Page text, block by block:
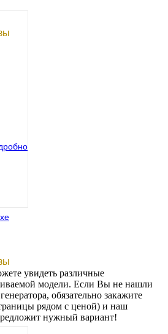
увидеть различные
модели. Если Вы не нашли
обязательно закажите
рядом с ценой) и наш
нужный вариант!